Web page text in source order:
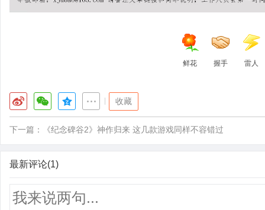
鲜花 握手 雷人
收藏
下一篇： 《纪念碑谷2》神作归来 这几款游戏同样不容错过
最新评论(1)